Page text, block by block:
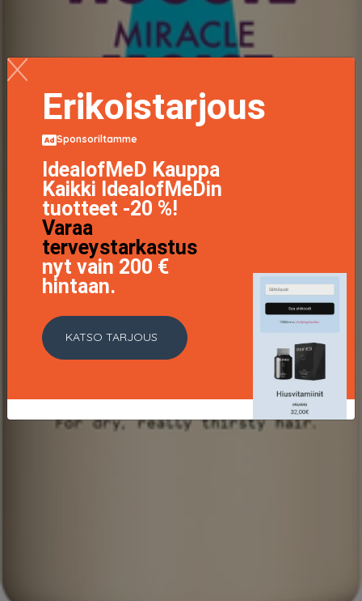
Erikoistarjous
Sponsoriltamme
IdealofMeD Kauppa
Kaikki IdealofMeDin
tuotteet -20 %!
Varaa
terveystarkastus
nyt vain 200 €
hintaan.
KATSO TARJOUS